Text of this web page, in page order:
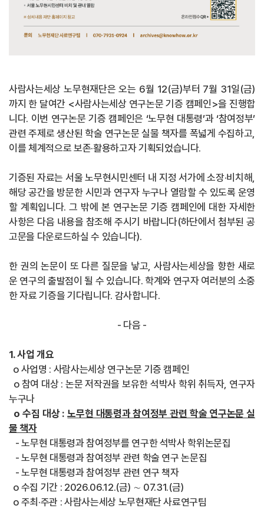
사람사는세상 노무현재단은 오는 6월 12(금)부터 7월 31일(금)
까지 한 달여간 <사람사는세상 연구논문 기증 캠페인>을 진행합
니다. 이번 연구논문 기증 캠페인은 ‘노무현 대통령’과 ‘참여정부’
관련 주제로 생산된 학술 연구논문 실물 책자를 폭넓게 수집하고,
이를 체계적으로 보존·활용하고자 기획되었습니다.
기증된 자료는 서울 노무현시민센터 내 지정 서가에 소장·비치해,
해당 공간을 방문한 시민과 연구자 누구나 열람할 수 있도록 운영
할 계획입니다. 그 밖에 본 연구논문 기증 캠페인에 대한 자세한
사항은 다음 내용을 참조해 주시기 바랍니다(하단에서 첨부된 공
고문을 다운로드하실 수 있습니다).
한 권의 논문이 또 다른 질문을 낳고, 사람사는세상을 향한 새로
운 연구의 출발점이 될 수 있습니다. 학계와 연구자 여러분의 소중
한 자료 기증을 기다립니다. 감사합니다.
- 다음 -
1. 사업 개요
o 사업명 : 사람사는세상 연구논문 기증 캠페인
o 참여 대상 : 논문 저작권을 보유한 석박사 학위 취득자, 연구자
누구나
o 수집 대상 :노무현 대통령과 참여정부 관련 학술 연구논문 실
물 책자
- 노무현 대통령과 참여정부를 연구한 석박사 학위논문집
- 노무현 대통령과 참여정부 관련 학술 연구 논문집
- 노무현 대통령과 참여정부 관련 연구 책자
o 수집 기간 : 2026.06.12.(금) ∼ 07.31.(금)
o 주최·주관 : 사람사는세상 노무현재단 사료연구팀